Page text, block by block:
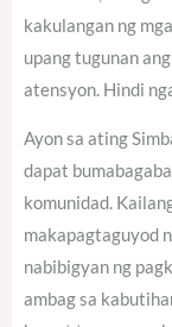
kakulangan ng
upang tugunan
atensyon. Hindi
Ayon sa ating
dapat
komunidad.
makapagtaguyod
nabibigyan ng
ambag sa